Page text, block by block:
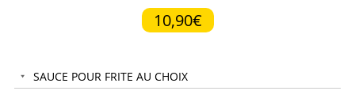
10,90€
SAUCE POUR FRITE AU CHOIX